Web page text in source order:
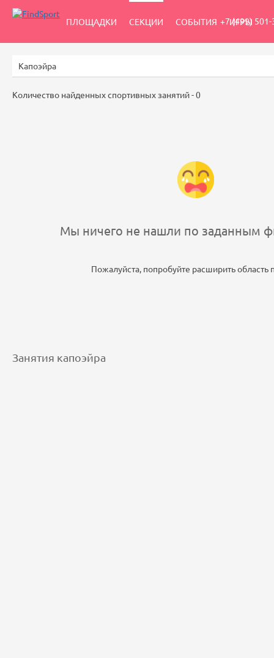
ПЛОЩАДКИ СЕКЦИИ СОБЫТИЯ ИГРЫ
+7 (499) 501-
Занятия капоэйра
Количество найденных спортивных занятий -0
Мы ничего не нашли по заданным
Пожалуйста, попробуйте расширить область